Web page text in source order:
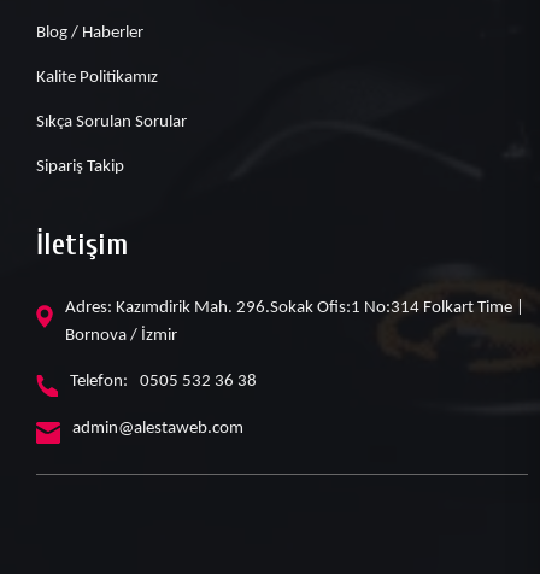
Blog / Haberler
Kalite Politikamız
Sıkça Sorulan Sorular
Sipariş Takip
İletişim
Adres: Kazımdirik Mah. 296.Sokak Ofis:1 No:314 Folkart Time |
Bornova / İzmir
Telefon: 0505 532 36 38
admin@alestaweb.com